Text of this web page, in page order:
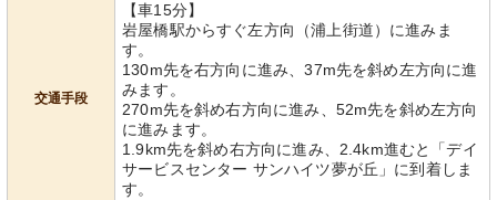
交通手段
【車15分】
岩屋橋駅からすぐ左方向（浦上街道）に進みま
す。
130m先を右方向に進み、37m先を斜め左方向に進
みます。
270m先を斜め右方向に進み、52m先を斜め左方向
に進みます。
1.9km先を斜め右方向に進み、2.4km進むと「デイ
サービスセンター サンハイツ夢が丘」に到着しま
す。